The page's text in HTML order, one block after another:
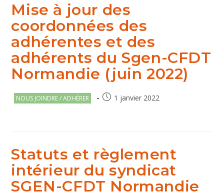
Mise à jour des
coordonnées des
adhérentes et des
adhérents du Sgen-CFDT
Normandie (juin 2022)
Post
NOUS JOINDRE / ADHÉRER
Publication
1 janvier 2022
Statuts et règlement
intérieur du syndicat
SGEN-CFDT Normandie